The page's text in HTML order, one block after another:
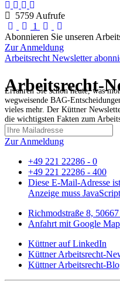
5759 Aufrufe
First Page
Previous Page
1 Next Page
Abonnieren Sie unseren
Zur Anmeldung
Arbeitsrecht Newsletter
Arbeitsrecht-
Erfahren Sie schon heute, was
wegweisende BAG-
vieles mehr. Der Küttner
die wichtigsten Fakten zum
Zur Anmeldung
+49 221 22286 - 0
+49 221 22286 - 400
Diese E-Mail-Adresse
Anzeige muss
Richmodstraße 8,
Anfahrt mit Google
Küttner auf LinkedIn
Küttner Arbeitsrecht-
Küttner Arbeitsrecht-